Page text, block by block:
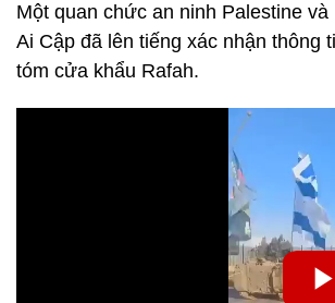
Một quan chức an ninh Palestine
Ai Cập đã lên tiếng xác nhận thông
tóm cửa khẩu Rafah.